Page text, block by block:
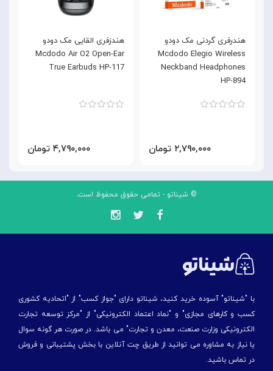
هندزفری القایی مک دودو
Mcdodo Air O2 Open-Ear
True Earbuds HP-117
۴,۷۹۰,۰۰۰ تومان
هندرفری گردنی مک دودو
Mcdodo Elegio Wireless
Neckband Headphones
HP-894
۲,۷۹۰,۰۰۰ تومان
© شیناتو - تمامی حقوق محفوظ است.
با "شیناتو" آسوده خرید کنید، شیناتو دارای "جواز کسب" از "اتحادیه کشوری
کسب و کارهای مجازی" و "نماد اعتماد الکترونیکی" از "مركز توسعه تجارت
الكترونیكی وزارت صنعت، معدن و تجارت" می باشد. در صورت هر گونه سوال
یا نیاز به مشاوره می توانید از طریق چت آنلاین با بخش پشتیبانی و فروش
در تماس باشید.